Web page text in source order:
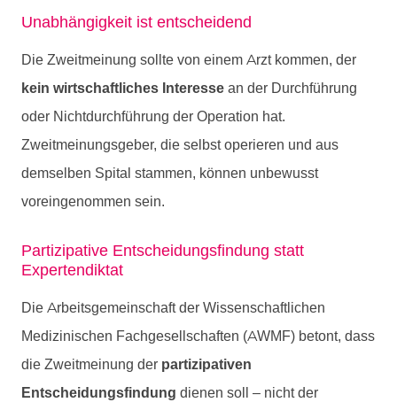
Unabhängigkeit ist entscheidend
Die Zweitmeinung sollte von einem Arzt kommen, der
kein wirtschaftliches Interesse an der Durchführung
oder Nichtdurchführung der Operation hat.
Zweitmeinungsgeber, die selbst operieren und aus
demselben Spital stammen, können unbewusst
voreingenommen sein.
Partizipative Entscheidungsfindung statt
Expertendiktat
Die Arbeitsgemeinschaft der Wissenschaftlichen
Medizinischen Fachgesellschaften (AWMF) betont, dass
die Zweitmeinung der partizipativen
Entscheidungsfindung dienen soll – nicht der